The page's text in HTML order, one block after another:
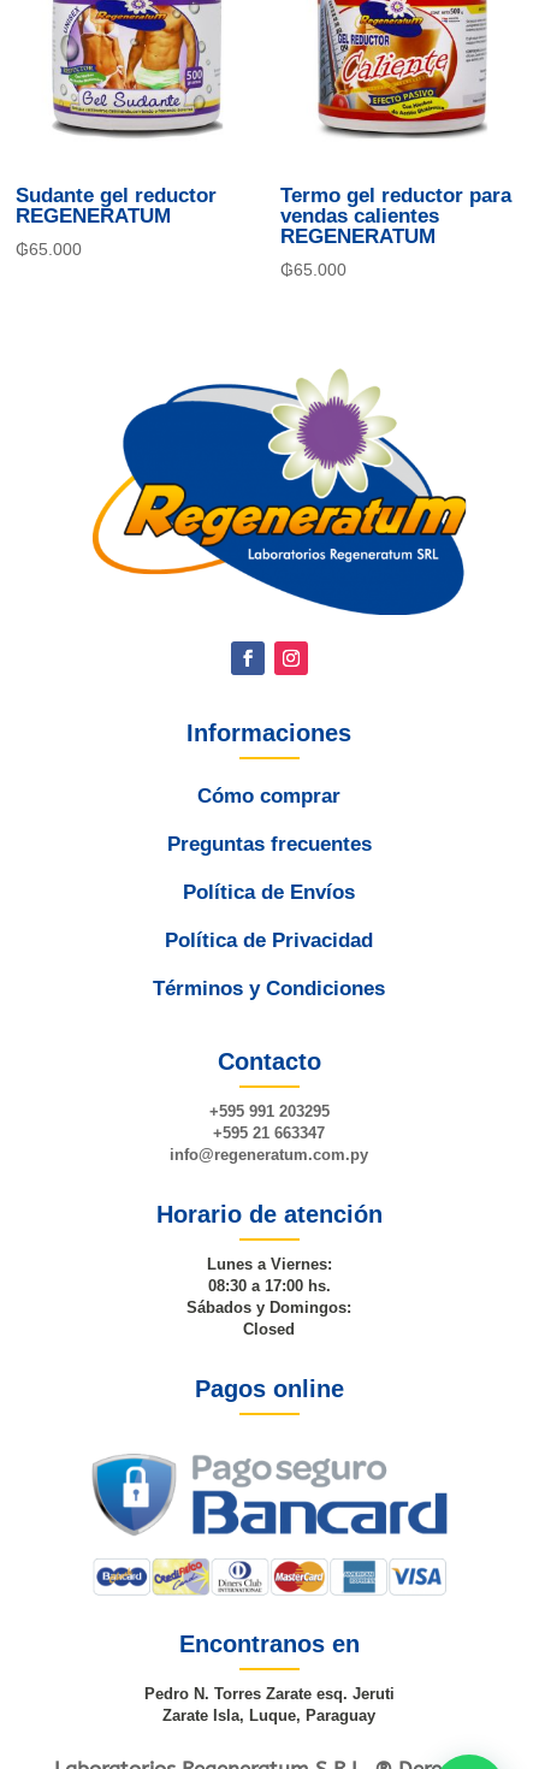
Sudante gel reductor
REGENERATUM
₲65.000
Termo gel reductor para
vendas calientes
REGENERATUM
₲65.000
Informaciones
Cómo comprar
Preguntas frecuentes
Política de Envíos
Política de Privacidad
Términos y Condiciones
Contacto
+595 991 203295
+595 21 663347
info@regeneratum.com.py
Horario de atención
Lunes a Viernes:
08:30 a 17:00 hs.
Sábados y Domingos:
Closed
Pagos online
Encontranos en
Pedro N. Torres Zarate esq. Jeruti
Zarate Isla, Luque, Paraguay